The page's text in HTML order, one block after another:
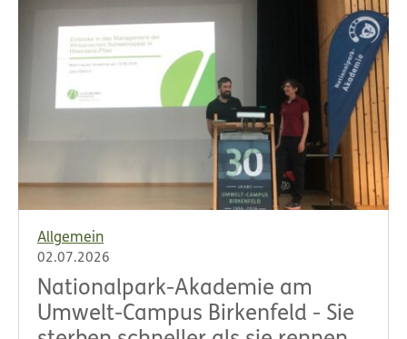
Allgemein
02.07.2026
Nationalpark-Akademie am
Umwelt-Campus Birkenfeld - Sie